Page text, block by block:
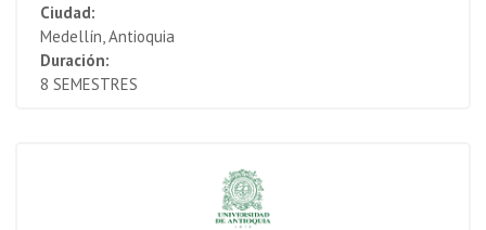
Ciudad:
Medellín, Antioquia
Duración:
8 SEMESTRES